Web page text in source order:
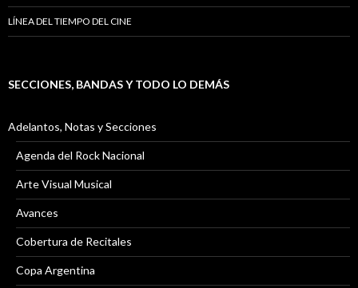
LÍNEA DEL TIEMPO DEL CINE
SECCIONES, BANDAS Y TODO LO DEMÁS
Adelantos, Notas y Secciones
Agenda del Rock Nacional
Arte Visual Musical
Avances
Cobertura de Recitales
Copa Argentina